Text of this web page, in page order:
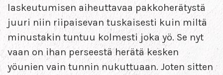
laskeutumisen aiheuttavaa pakkoherätystä
juuri niin riipaisevan tuskaisesti kuin miltä
minustakin tuntuu kolmesti joka yö. Se nyt
vaan on ihan perseestä herätä kesken
yöunien vain tunnin nukuttuaan. Joten sitten